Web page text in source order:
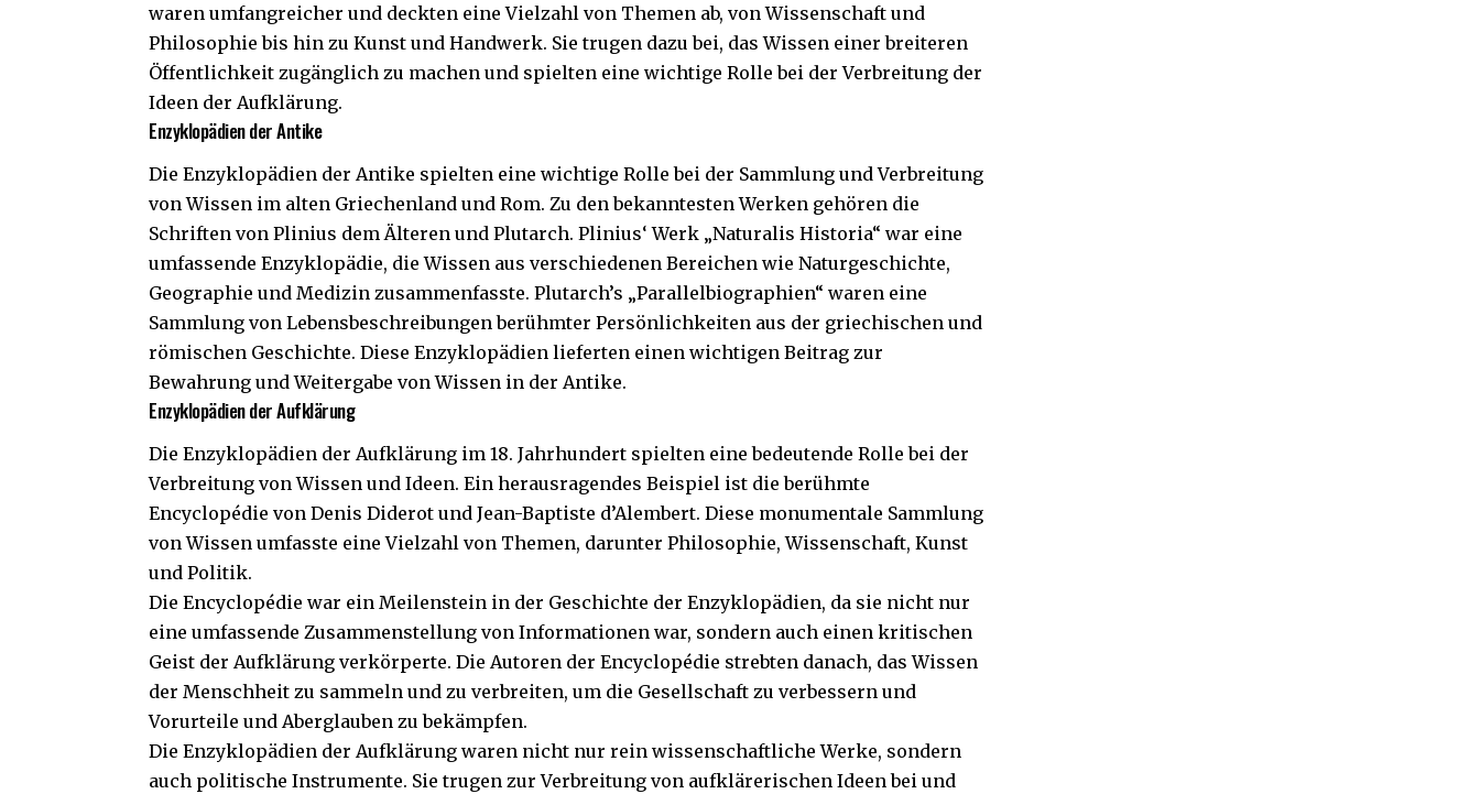
waren umfangreicher und deckten eine Vielzahl von Themen ab, von Wissenschaft und
Philosophie bis hin zu Kunst und Handwerk. Sie trugen dazu bei, das Wissen einer breiteren
Öffentlichkeit zugänglich zu machen und spielten eine wichtige Rolle bei der Verbreitung der
Ideen der Aufklärung.
Enzyklopädien der Antike
Die Enzyklopädien der Antike spielten eine wichtige Rolle bei der Sammlung und Verbreitung
von Wissen im alten Griechenland und Rom. Zu den bekanntesten Werken gehören die
Schriften von Plinius dem Älteren und Plutarch. Plinius‘ Werk „Naturalis Historia“ war eine
umfassende Enzyklopädie, die Wissen aus verschiedenen Bereichen wie Naturgeschichte,
Geographie und Medizin zusammenfasste. Plutarch’s „Parallelbiographien“ waren eine
Sammlung von Lebensbeschreibungen berühmter Persönlichkeiten aus der griechischen und
römischen Geschichte. Diese Enzyklopädien lieferten einen wichtigen Beitrag zur
Bewahrung und Weitergabe von Wissen in der Antike.
Enzyklopädien der Aufklärung
Die Enzyklopädien der Aufklärung im 18. Jahrhundert spielten eine bedeutende Rolle bei der
Verbreitung von Wissen und Ideen. Ein herausragendes Beispiel ist die berühmte
Encyclopédie von Denis Diderot und Jean-Baptiste d’Alembert. Diese monumentale Sammlung
von Wissen umfasste eine Vielzahl von Themen, darunter Philosophie, Wissenschaft, Kunst
und Politik.
Die Encyclopédie war ein Meilenstein in der Geschichte der Enzyklopädien, da sie nicht nur
eine umfassende Zusammenstellung von Informationen war, sondern auch einen kritischen
Geist der Aufklärung verkörperte. Die Autoren der Encyclopédie strebten danach, das Wissen
der Menschheit zu sammeln und zu verbreiten, um die Gesellschaft zu verbessern und
Vorurteile und Aberglauben zu bekämpfen.
Die Enzyklopädien der Aufklärung waren nicht nur rein wissenschaftliche Werke, sondern
auch politische Instrumente. Sie trugen zur Verbreitung von aufklärerischen Ideen bei und